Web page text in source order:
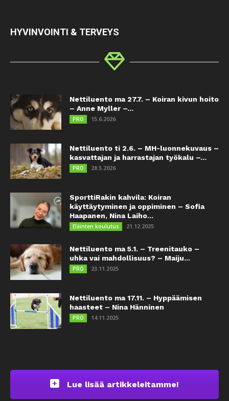
HYVINVOINTI & TERVEYS
Nettiluento ma 27.7. – Koiran kivun hoito
– Anne Myller –...
PRO 15.6.2026
Nettiluento ti 2.6. – MH-luonnekuvaus –
kasvattajan ja harrastajan työkalu –...
PRO 28.5.2026
SporttiRakin kahvila: Koiran
käyttäytyminen ja oppiminen – Sofia
Haapanen, Nina Laiho...
Eläinten koulutus 21.12.2025
Nettiluento ma 5.1. – Treenitauko –
uhka vai mahdollisuus? – Maiju...
PRO 23.11.2025
Nettiluento ma 17.11. – Hyppäämisen
haasteet – Nina Hänninen
PRO 14.11.2025
Lue lisää artikkeleitamme!